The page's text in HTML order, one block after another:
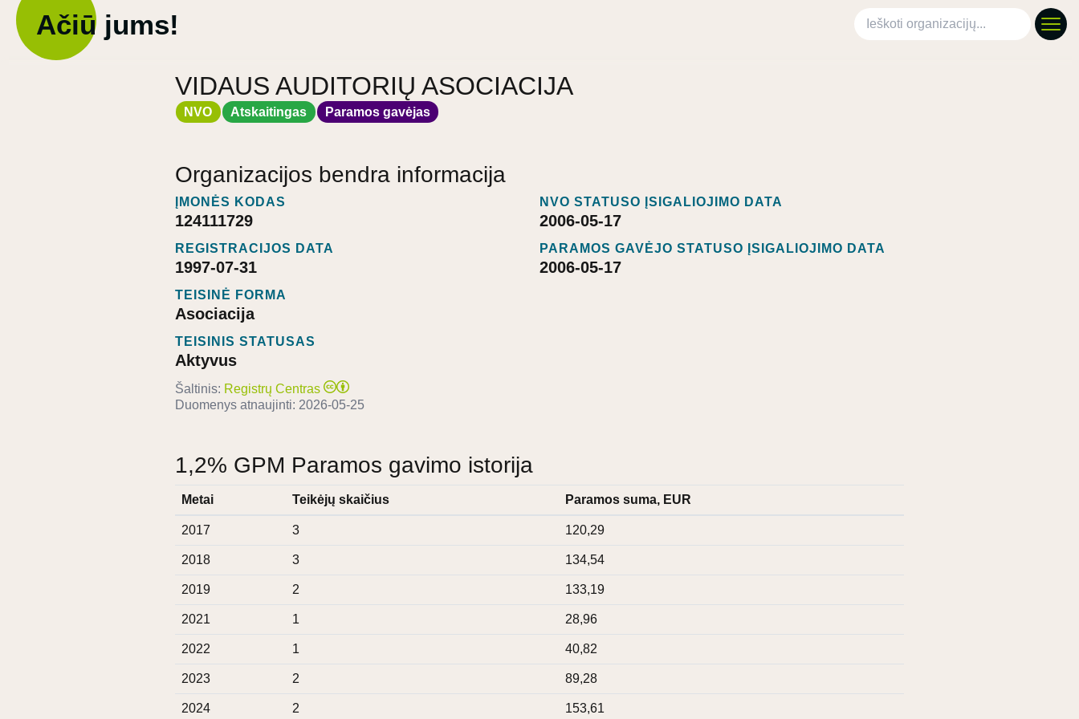
Ačiū jums! Ieškoti organizacijų
VIDAUS AUDITORIŲ ASOCIACIJA
NVO Atskaitingas Paramos gavėjas
Organizacijos bendra informacija
ĮMONĖS KODAS
124111729
REGISTRACIJOS DATA
1997-07-31
TEISINĖ FORMA
Asociacija
TEISINIS STATUSAS
Aktyvus
NVO STATUSO ĮSIGALIOJIMO DATA
2006-05-17
PARAMOS GAVĖJO STATUSO ĮSIGALIOJIMO DATA
2006-05-17
Šaltinis: Registrų Centras
Duomenys atnaujinti: 2026-05-25
1,2% GPM Paramos gavimo istorija
Metai Teikėjų skaičius Paramos suma, EUR
2017 3 120,29
2018 3 134,54
2019 2 133,19
2021 1 28,96
2022 1 40,82
2023 2 89,28
2024 2 153,61